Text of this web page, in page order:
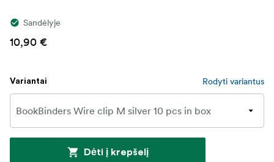
Sandėlyje
10,90 €
Variantai Rodyti variantus
Dėti į krepšelį